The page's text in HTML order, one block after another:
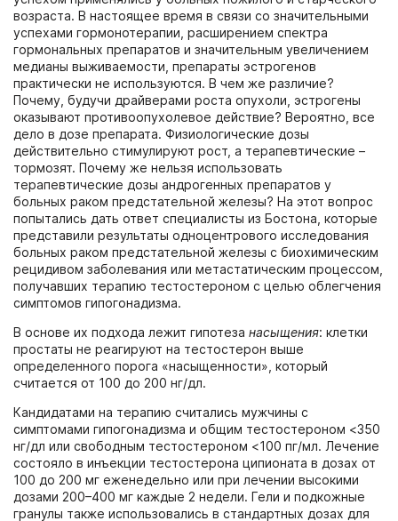
возраста. В настоящее время в связи со значительными
успехами гормонотерапии, расширением спектра
гормональных препаратов и значительным увеличением
медианы выживаемости, препараты эстрогенов
практически не используются. В чем же различие?
Почему, будучи драйверами роста опухоли, эстрогены
оказывают противоопухолевое действие? Вероятно, все
дело в дозе препарата. Физиологические дозы
действительно стимулируют рост, а терапевтические –
тормозят. Почему же нельзя использовать
терапевтические дозы андрогенных препаратов у
больных раком предстательной железы? На этот вопрос
попытались дать ответ специалисты из Бостона, которые
представили результаты одноцентрового исследования
больных раком предстательной железы с биохимическим
рецидивом заболевания или метастатическим процессом,
получавших терапию тестостероном с целью облегчения
симптомов гипогонадизма.
В основе их подхода лежит гипотеза насыщения: клетки
простаты не реагируют на тестостерон выше
определенного порога «насыщенности», который
считается от 100 до 200 нг/дл.
Кандидатами на терапию считались мужчины с
симптомами гипогонадизма и общим тестостероном <350
нг/дл или свободным тестостероном <100 пг/мл. Лечение
состояло в инъекции тестостерона ципионата в дозах от
100 до 200 мг еженедельно или при лечении высокими
дозами 200–400 мг каждые 2 недели. Гели и подкожные
гранулы также использовались в стандартных дозах для